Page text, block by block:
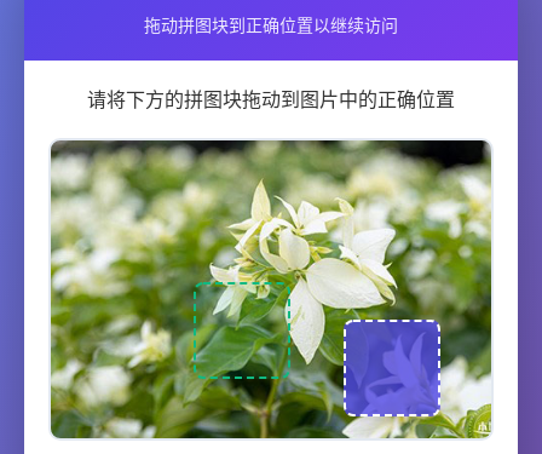
拖动拼图块到正确位置以继续访问
请将下方的拼图块拖动到图片中的正确位置